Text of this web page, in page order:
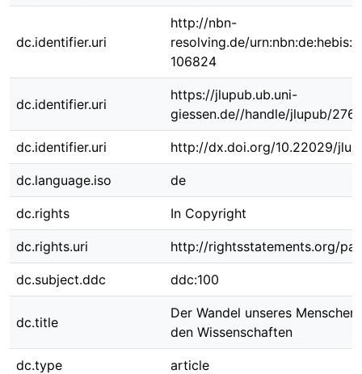
dc.identifier.uri
http://nbn-
resolving.de/
106824
dc.identifier.uri
https://jlupub.ub.uni-
giessen.de//handle/jlupub/
dc.identifier.uri http://dx.doi.org/10.22029/
dc.language.iso de
dc.rights In Copyright
dc.rights.uri http://rightsstatements.org/
dc.subject.ddc ddc:100
dc.title
Der Wandel unseres
den Wissenschaften
dc.type article